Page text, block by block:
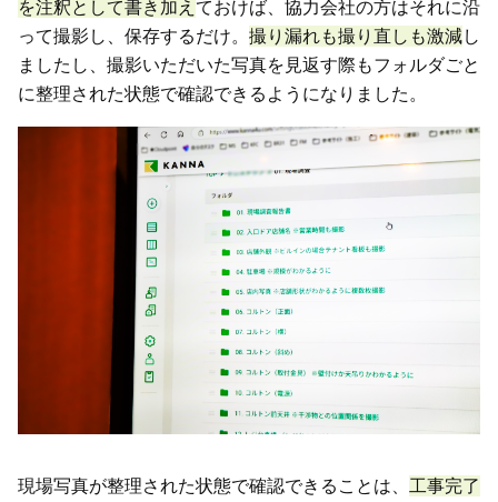
を注釈として書き加え ておけば、協力会社の方はそれに沿
って撮影し、保存するだけ。 撮り漏れも撮り直しも激減し
ましたし、撮影いただいた写真を見返す際もフォルダごと
に整理された状態で確認できるようになりました。
現場写真が整理された状態で確認できることは、 工事完了